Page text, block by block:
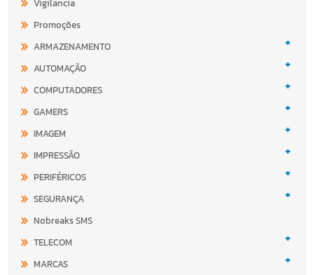
Vigilancia
Promoções
ARMAZENAMENTO
+
AUTOMAÇÃO +
COMPUTADORES +
GAMERS +
IMAGEM +
IMPRESSÃO +
PERIFÉRICOS +
SEGURANÇA +
Nobreaks SMS
TELECOM
+
MARCAS +